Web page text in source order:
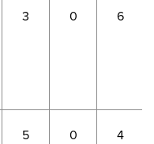
3 0 6
5 0 4